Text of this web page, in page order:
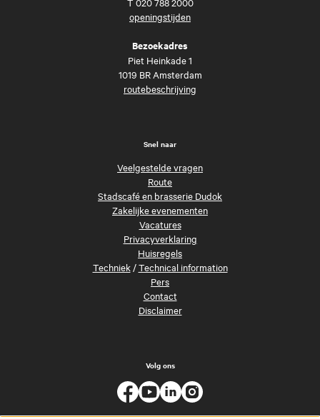
openingstijden
Bezoekadres
Piet Heinkade 1
1019 BR Amsterdam
routebeschrijving
Snel naar
Veelgestelde vragen
Route
Stadscafé en brasserie Dudok
Zakelijke evenementen
Vacatures
Privacyverklaring
Huisregels
Techniek/Technical information
Pers
Contact
Disclaimer
Volg ons